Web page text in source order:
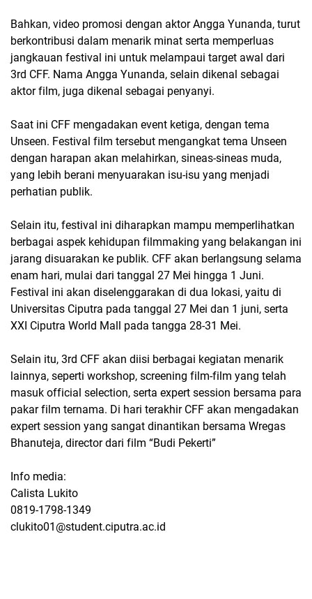
Bahkan, video promosi dengan aktor Angga Yunanda, turut
berkontribusi dalam menarik minat serta memperluas
jangkauan festival ini untuk melampaui target awal dari
3rd CFF. Nama Angga Yunanda, selain dikenal sebagai
aktor film, juga dikenal sebagai penyanyi.
Saat ini CFF mengadakan event ketiga, dengan tema
Unseen. Festival film tersebut mengangkat tema Unseen
dengan harapan akan melahirkan, sineas-sineas muda,
yang lebih berani menyuarakan isu-isu yang menjadi
perhatian publik.
Selain itu, festival ini diharapkan mampu memperlihatkan
berbagai aspek kehidupan filmmaking yang belakangan ini
jarang disuarakan ke publik. CFF akan berlangsung selama
enam hari, mulai dari tanggal 27 Mei hingga 1 Juni.
Festival ini akan diselenggarakan di dua lokasi, yaitu di
Universitas Ciputra pada tanggal 27 Mei dan 1 juni, serta
XXI Ciputra World Mall pada tangga 28-31 Mei.
Selain itu, 3rd CFF akan diisi berbagai kegiatan menarik
lainnya, seperti workshop, screening film-film yang telah
masuk official selection, serta expert session bersama para
pakar film ternama. Di hari terakhir CFF akan mengadakan
expert session yang sangat dinantikan bersama Wregas
Bhanuteja, director dari film “Budi Pekerti”
Info media:
Calista Lukito
0819-1798-1349
clukito01@student.ciputra.ac.id